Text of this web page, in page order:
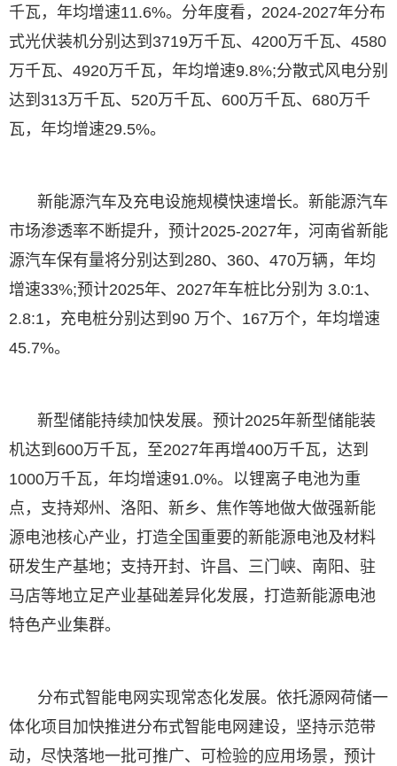
千瓦，年均增速11.6%。分年度看，2024-2027年分布
式光伏装机分别达到3719万千瓦、4200万千瓦、4580
万千瓦、4920万千瓦，年均增速9.8%;分散式风电分别
达到313万千瓦、520万千瓦、600万千瓦、680万千
瓦，年均增速29.5%。
新能源汽车及充电设施规模快速增长。新能源汽车
市场渗透率不断提升，预计2025-2027年，河南省新能
源汽车保有量将分别达到280、360、470万辆，年均
增速33%;预计2025年、2027年车桩比分别为 3.0:1、
2.8:1，充电桩分别达到90 万个、167万个，年均增速
45.7%。
新型储能持续加快发展。预计2025年新型储能装
机达到600万千瓦，至2027年再增400万千瓦，达到
1000万千瓦，年均增速91.0%。以锂离子电池为重
点，支持郑州、洛阳、新乡、焦作等地做大做强新能
源电池核心产业，打造全国重要的新能源电池及材料
研发生产基地；支持开封、许昌、三门峡、南阳、驻
马店等地立足产业基础差异化发展，打造新能源电池
特色产业集群。
分布式智能电网实现常态化发展。依托源网荷储一
体化项目加快推进分布式智能电网建设，坚持示范带
动，尽快落地一批可推广、可检验的应用场景，预计